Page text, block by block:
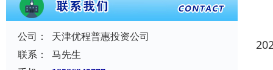
公司：
天津优程普惠投资公司
联系：
马先生